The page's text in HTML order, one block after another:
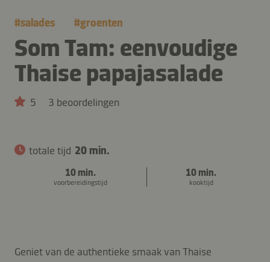
#salades #groenten
Som Tam: eenvoudige
Thaise papajasalade
5 3 beoordelingen
totale tijd 20 min.
10 min.
voorbereidingstijd
10 min.
kooktijd
Geniet van de authentieke smaak van Thaise